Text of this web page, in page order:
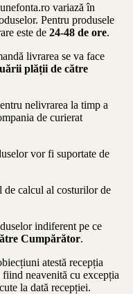
variază în
Pentru produsele
este de 24-48 de ore.
livrarea se va face
plății de către
nelivrarea la timp a
de curierat
vor fi suportate de
de calcul al costurilor de
indiferent pe ce
Cumpărător.
atestă recepția
neavenită cu excepția
la dată recepției.